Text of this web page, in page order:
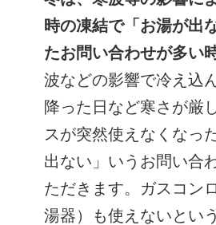
時の凍結で「お湯が出
たお問い合わせが多い
波などの影響で冷え込
降った日など寒さが厳
スが突然使えなくなっ
出ない」いうお問い合
ただきます。ガスコン
湯器）も使えないとい